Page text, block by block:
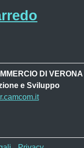
DI VERONA
e Sviluppo